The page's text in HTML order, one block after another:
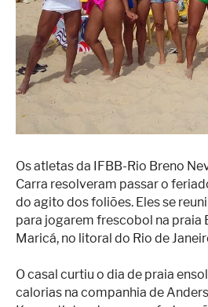
Suplementação
Alimentação
Treino
Saúde
Ensaios
Concursos
Moda
Praia
Os atletas da IFBB-Rio Breno
Carra resolveram passar o
do agito dos foliões. Eles se
para jogarem frescobol na praia
Maricá, no litoral do Rio de
O casal curtiu o dia de praia
calorias na companhia de